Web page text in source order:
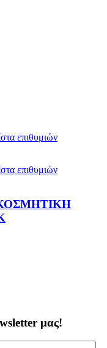
επιθυμιών
επιθυμιών
μας!